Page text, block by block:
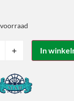
+ In